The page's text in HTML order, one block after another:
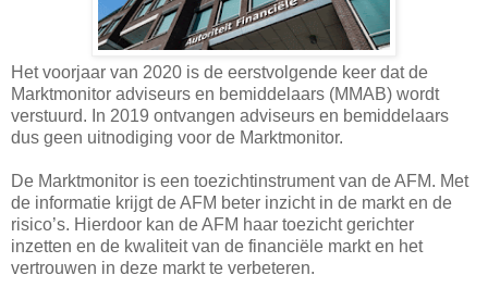
Het voorjaar van 2020 is de eerstvolgende keer dat de
Marktmonitor adviseurs en bemiddelaars (MMAB) wordt
verstuurd. In 2019 ontvangen adviseurs en bemiddelaars
dus geen uitnodiging voor de Marktmonitor.
De Marktmonitor is een toezichtinstrument van de AFM. Met
de informatie krijgt de AFM beter inzicht in de markt en de
risico’s. Hierdoor kan de AFM haar toezicht gerichter
inzetten en de kwaliteit van de financiële markt en het
vertrouwen in deze markt te verbeteren.